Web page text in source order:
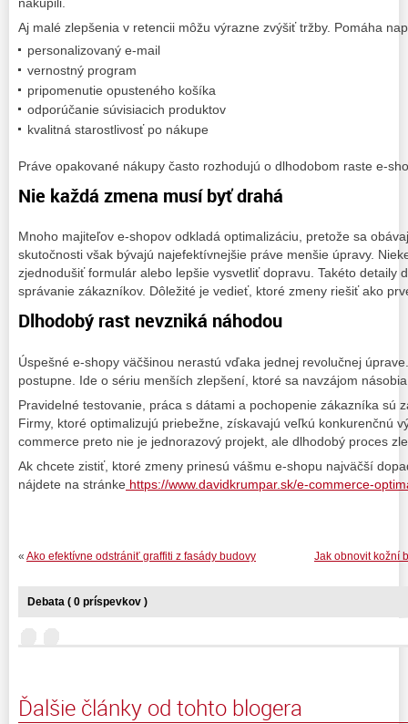
Aj malé zlepšenia v retencii môžu výrazne zvýšiť tržby. Pomáha
personalizovaný e-mail
vernostný program
pripomenutie opusteného košíka
odporúčanie súvisiacich produktov
kvalitná starostlivosť po nákupe
Práve opakované nákupy často rozhodujú o dlhodobom raste e-
Nie každá zmena musí byť drahá
Mnoho majiteľov e-shopov odkladá optimalizáciu, pretože sa
skutočnosti však bývajú najefektívnejšie práve menšie úpravy.
zjednodušiť formulár alebo lepšie vysvetliť dopravu. Takéto detaily
správanie zákazníkov. Dôležité je vedieť, ktoré zmeny riešiť ako
Dlhodobý rast nevzniká náhodou
Úspešné e-shopy väčšinou nerastú vďaka jednej revolučnej
postupne. Ide o sériu menších zlepšení, ktoré sa navzájom
Pravidelné testovanie, práca s dátami a pochopenie zákazníka sú
Firmy, ktoré optimalizujú priebežne, získavajú veľkú konkurenčnú
commerce preto nie je jednorazový projekt, ale dlhodobý proces
Ak chcete zistiť, ktoré zmeny prinesú vášmu e-shopu najväčší
nájdete na stránke https://www.davidkrumpar.sk/e-commerce-
Jak obnovit kožní
« Ako efektívne odstrániť graffiti z fasády budovy
Debata ( 0 príspevkov )
Ďalšie články od tohto blogera